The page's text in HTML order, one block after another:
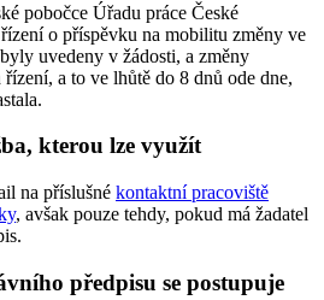
pobočce Úřadu práce České
o příspěvku na mobilitu změny ve
uvedeny v žádosti, a změny
a to ve lhůtě do 8 dnů ode dne,
kterou lze využít
na příslušné kontaktní pracoviště
, avšak pouze tehdy, pokud má žadatel
předpisu se postupuje